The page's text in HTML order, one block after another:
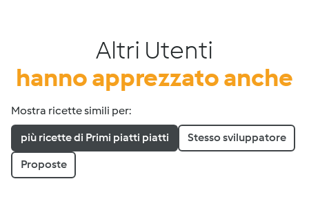
Altri Utenti
hanno apprezzato anche
Mostra ricette simili per:
più ricette di Primi piatti piatti Stesso sviluppatore
Proposte